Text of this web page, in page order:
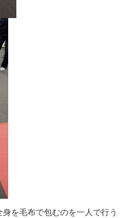
を毛布で包むのを一人で行う